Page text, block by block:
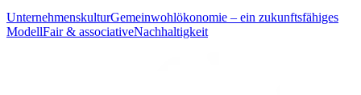
UnternehmenskulturGemeinwohlökonomie – ein zukunftsfähiges
ModellFair & associativeNachhaltigkeit